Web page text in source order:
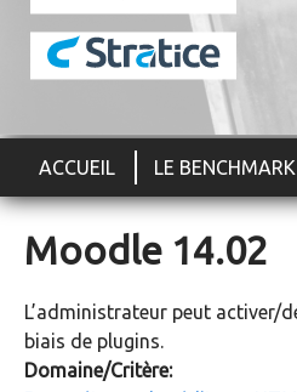
ACCUEIL LE BENCHMARK
Moodle 14.02
L’administrateur peut activer/
biais de plugins.
Domaine/Critère: